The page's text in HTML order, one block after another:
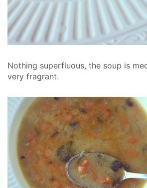
Nothing superfluous, the soup is
very fragrant.